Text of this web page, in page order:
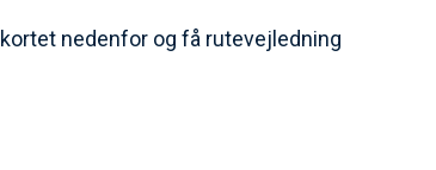
nedenfor og få rutevejledning